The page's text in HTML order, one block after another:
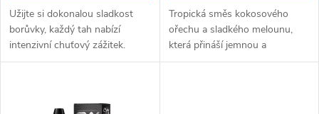
u
k
u
k
Užijte si dokonalou sladkost
borůvky, každý tah nabízí
intenzivní chuťový zážitek.
Tropická směs kokosového
ořechu a sladkého melounu,
která přináší jemnou a
osvěžující chuť.